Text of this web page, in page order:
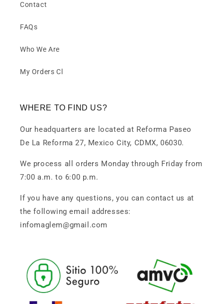
Contact
FAQs
Who We Are
My Orders Cl
WHERE TO FIND US?
Our headquarters are located at Reforma Paseo
De La Reforma 27, Mexico City, CDMX, 06030.
We process all orders Monday through Friday from
7:00 a.m. to 6:00 p.m.
If you have any questions, you can contact us at
the following email addresses:
infomaglem@gmail.com